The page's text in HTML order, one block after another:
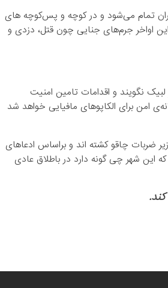
تمام می‌شود و در کوچه و پس‌کوچه های
اواخر جرم‌های جنایی چون قتل، دزدی و
نگویند و اقدامات تامین امنیت
امن برای الکاپوهای مافیایی خواهد شد
ضربات چاقو کشته اند و براساس ادعاهای
این شهر چی گونه دارد در باطلاق عادی